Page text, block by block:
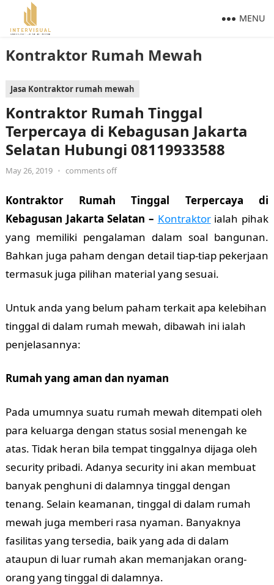
Kontraktor Rumah Mewah
MENU
Jasa Kontraktor rumah mewah
Kontraktor Rumah Tinggal
Terpercaya di Kebagusan Jakarta
Selatan Hubungi 08119933588
May 26, 2019 • comments off
Kontraktor Rumah Tinggal Terpercaya di
Kebagusan Jakarta Selatan – Kontraktorialah pihak
yang memiliki pengalaman dalam soal bangunan.
Bahkan juga paham dengan detail tiap-tiap pekerjaan
termasuk juga pilihan material yang sesuai.
Untuk anda yang belum paham terkait apa kelebihan
tinggal di dalam rumah mewah, dibawah ini ialah
penjelasannya:
Rumah yang aman dan nyaman
Pada umumnya suatu rumah mewah ditempati oleh
para keluarga dengan status sosial menengah ke
atas. Tidak heran bila tempat tinggalnya dijaga oleh
security pribadi. Adanya security ini akan membuat
banyak penghuni di dalamnya tinggal dengan
tenang. Selain keamanan, tinggal di dalam rumah
mewah juga memberi rasa nyaman. Banyaknya
fasilitas yang tersedia, baik yang ada di dalam
ataupun di luar rumah akan memanjakan orang-
orang yang tinggal di dalamnya.